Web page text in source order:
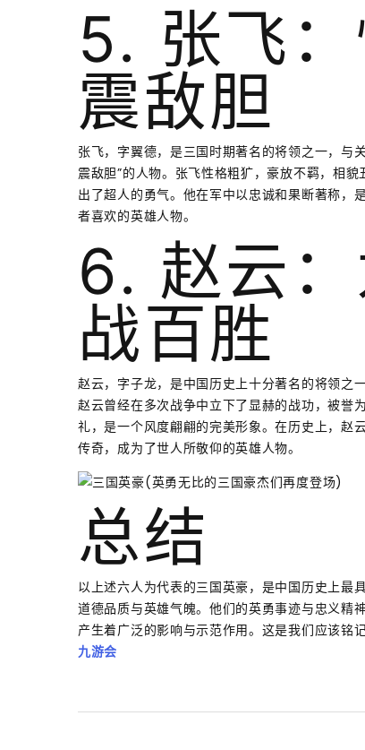
5. 张飞
震敌胆
张飞，字翼德，是三国时期著名的将领之一，与
震敌胆”的人物。张飞性格粗犷，豪放不羁，相
出了超人的勇气。他在军中以忠诚和果断著称，
者喜欢的英雄人物。
6. 赵云
战百胜
赵云，字子龙，是中国历史上十分著名的将领之
赵云曾经在多次战争中立下了显赫的战功，被誉
礼，是一个风度翩翩的完美形象。在历史上，赵
传奇，成为了世人所敬仰的英雄人物。
总结
以上述六人为代表的三国英豪，是中国历史上最
道德品质与英雄气魄。他们的英勇事迹与忠义精
产生着广泛的影响与示范作用。这是我们应该铭
九游会